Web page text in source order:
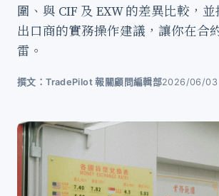
圍、與 CIF 及 EXW 的差異比較，
出口商的實務操作建議，讓你在合
雷。
撰文：TradePilot 報關顧問編輯部2026/06/03